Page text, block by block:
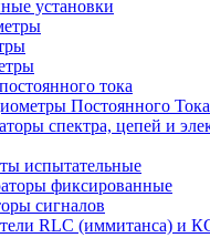
установки
тока
Постоянного Тока
спектра, цепей и
испытательные
фиксированные
сигналов
RLC (иммитанса) и